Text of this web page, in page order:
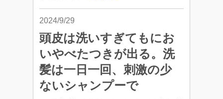
2024/9/29
頭皮は洗いすぎてもにお
いやべたつきが出る。洗
髪は一日一回、刺激の少
ないシャンプーで